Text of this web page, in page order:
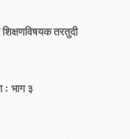
तरतुदी
: भाग ३